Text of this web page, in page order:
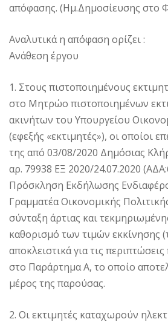
απόφασης. (Ημ.Δημοσίευσης στο
Αναλυτικά η απόφαση ορίζει :
Ανάθεση έργου
1. Στους πιστοποιημένους
στο Μητρώο πιστοποιημένων
ακινήτων του Υπουργείου
(εφεξής «εκτιμητές»), οι οποίοι
της από 03/08/2020 Δημόσιας
αρ. 79938 ΕΞ 2020/24.07.2020
Πρόσκληση Εκδήλωσης
Γραμματέα Οικονομικής
σύνταξη άρτιας και
καθορισμό των τιμών εκκίνησης
αποκλειστικά για τις
στο Παράρτημα Α, το οποίο
μέρος της παρούσας.
2. Οι εκτιμητές καταχωρούν